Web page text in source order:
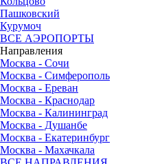
Пашковский
Курумоч
ВСЕ АЭРОПОРТЫ
Направления
Москва - Сочи
Москва - Симферополь
Москва - Ереван
Москва - Краснодар
Москва - Калининград
Москва - Душанбе
Москва - Екатеринбург
Москва - Махачкала